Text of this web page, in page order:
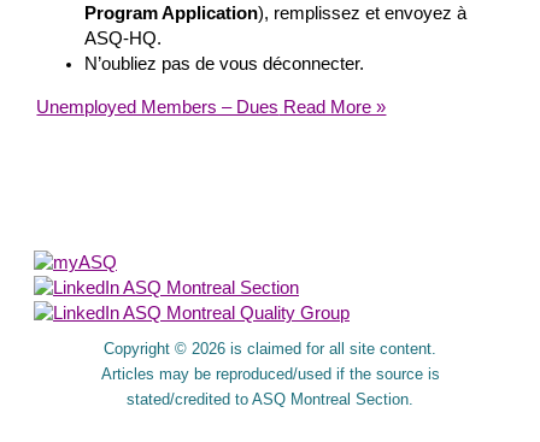
Program Application), remplissez et envoyez à
ASQ-HQ.
N’oubliez pas de vous déconnecter.
Unemployed Members – Dues Read More »
Copyright © 2026 is claimed for all site content.
Articles may be reproduced/used if the source is
stated/credited to ASQ Montreal Section.